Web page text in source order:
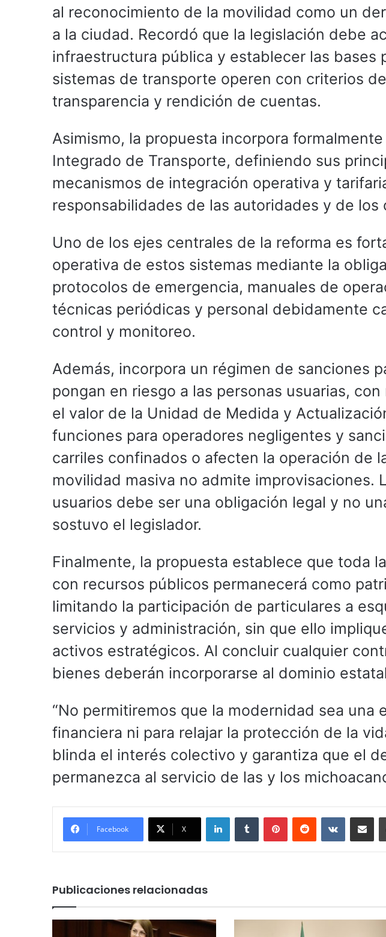
al reconocimiento de la movilidad como un
a la ciudad. Recordó que la legislación debe
infraestructura pública y establecer las bases
sistemas de transporte operen con criterios
transparencia y rendición de cuentas.
Asimismo, la propuesta incorpora
Integrado de Transporte, definiendo sus
mecanismos de integración operativa y
responsabilidades de las autoridades y de los
Uno de los ejes centrales de la reforma es
operativa de estos sistemas mediante la
protocolos de emergencia, manuales de
técnicas periódicas y personal debidamente
control y monitoreo.
Además, incorpora un régimen de sanciones
pongan en riesgo a las personas usuarias,
el valor de la Unidad de Medida y
funciones para operadores negligentes y
carriles confinados o afecten la operación de
movilidad masiva no admite improvisaciones.
usuarios debe ser una obligación legal y no
sostuvo el legislador.
Finalmente, la propuesta establece que toda
con recursos públicos permanecerá como
limitando la participación de particulares a
servicios y administración, sin que ello
activos estratégicos. Al concluir cualquier
bienes deberán incorporarse al dominio
“No permitiremos que la modernidad sea una
financiera ni para relajar la protección de la
blinda el interés colectivo y garantiza que el
permanezca al servicio de las y los
Facebook X
LinkedInTumblr PinterestReddit VKontakte
Publicaciones relacionadas